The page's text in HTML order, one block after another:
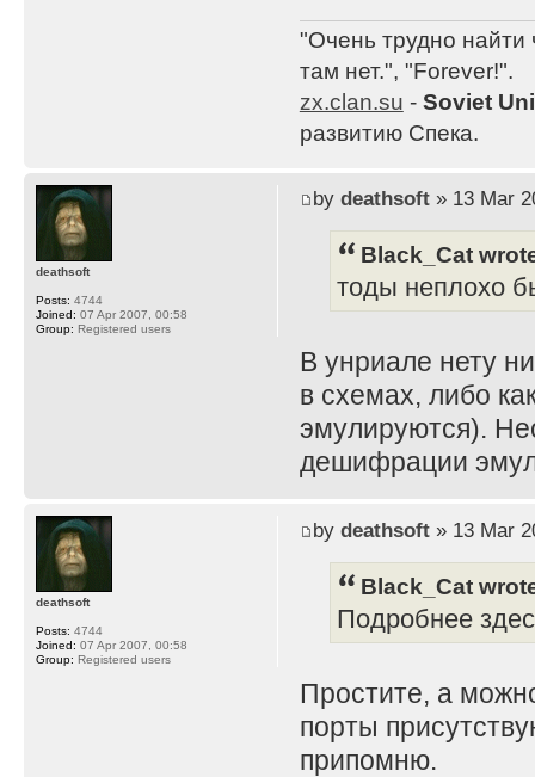
"Очень трудно найти
там нет.", "Forever!".
zx.clan.su - Soviet
развитию Спека.
by deathsoft» 13 Mar
Black_Cat
тоды неплохо
В унриале нету
в схемах, либо
эмулируются).
дешифрации
deathsoft
Posts: 4744
Joined: 07 Apr 2007, 00:58
Group: Registered users
by deathsoft» 13 Mar
Black_Cat
Подробнее
Простите, а
порты
припомню.
deathsoft
Posts: 4744
Joined: 07 Apr 2007, 00:58
Group: Registered users